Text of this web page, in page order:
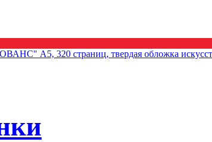
А5, 320 страниц, твердая обложка